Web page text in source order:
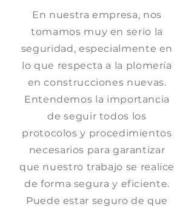
En nuestra empresa, nos
tomamos muy en serio la
seguridad, especialmente en
lo que respecta a la plomería
en construcciones nuevas.
Entendemos la importancia
de seguir todos los
protocolos y procedimientos
necesarios para garantizar
que nuestro trabajo se realice
de forma segura y eficiente.
Puede estar seguro de que